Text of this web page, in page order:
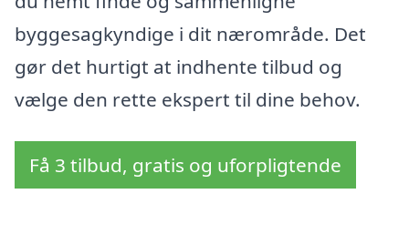
byggesagkyndige i dit nærområde. Det
gør det hurtigt at indhente tilbud og
vælge den rette ekspert til dine behov.
Få 3 tilbud, gratis og uforpligtende